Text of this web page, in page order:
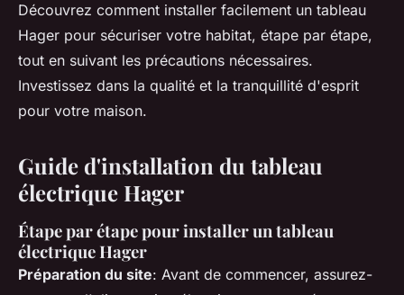
Découvrez comment installer facilement un tableau
Hager pour sécuriser votre habitat, étape par étape,
tout en suivant les précautions nécessaires.
Investissez dans la qualité et la tranquillité d'esprit
pour votre maison.
Guide d'installation du tableau
électrique Hager
Étape par étape pour installer un tableau
électrique Hager
Préparation du site: Avant de commencer, assurez-